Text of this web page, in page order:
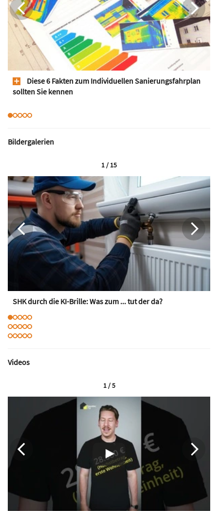
Diese 6 Fakten zum Individuellen Sanierungsfahrplan
sollten Sie kennen
Bildergalerien
SHK durch die KI-Brille: Was zum ... tut der da?
1 / 15
Videos
1 / 5